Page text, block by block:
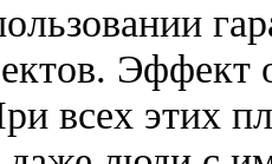
Эффект
всех этих